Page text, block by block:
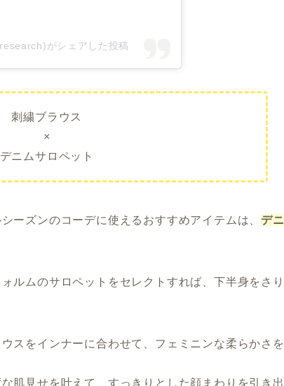
がシェアした投稿
刺繍ブラウス
×
デニムサロペット
ーズンのコーデに使えるおすすめアイテムは、 デニ
ルムのサロペットをセレクトすれば、下半身をさり
スをインナーに合わせて、フェミニンな柔らかさを
肌見せを叶えて、すっきりとした顔まわりを引き出